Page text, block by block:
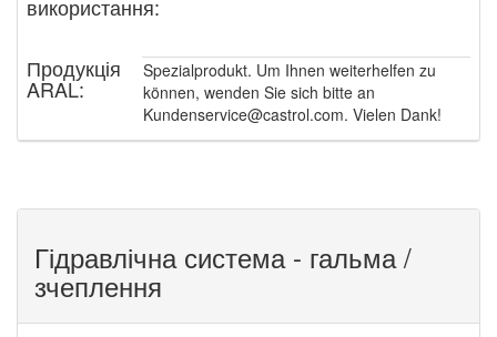
використання:
Продукція
ARAL:
Spezialprodukt. Um Ihnen weiterhelfen zu
können, wenden Sie sich bitte an
Kundenservice@castrol.com. Vielen Dank!
Гідравлічна система - гальма /
зчеплення